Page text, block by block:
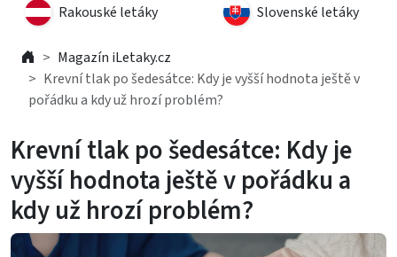
Rakouské letáky Slovenské letáky
Magazín iLetaky.cz
Krevní tlak po šedesátce: Kdy je vyšší hodnota ještě v
pořádku a kdy už hrozí problém?
Krevní tlak po šedesátce: Kdy je
vyšší hodnota ještě v pořádku a
kdy už hrozí problém?